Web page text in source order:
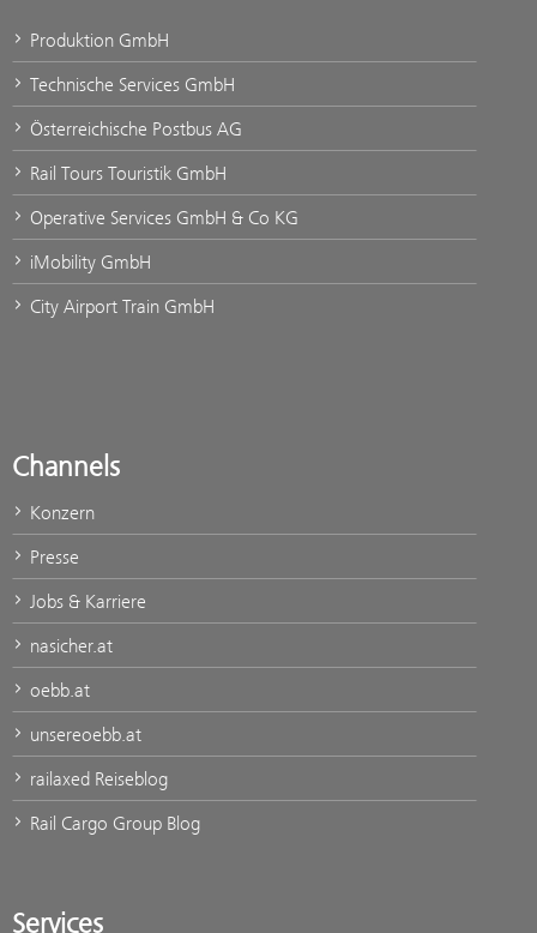
Produktion GmbH
Technische Services GmbH
Österreichische Postbus AG
Rail Tours Touristik GmbH
Operative Services GmbH & Co KG
iMobility GmbH
City Airport Train GmbH
Channels
Konzern
Presse
Jobs & Karriere
nasicher.at
oebb.at
unsereoebb.at
railaxed Reiseblog
Rail Cargo Group Blog
Services